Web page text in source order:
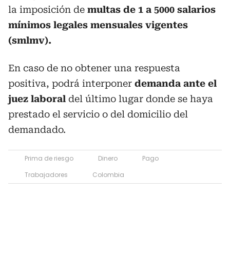
la imposición de multas de 1 a 5000 salarios
mínimos legales mensuales vigentes
(smlmv).
En caso de no obtener una respuesta
positiva, podrá interponer demanda ante el
juez laboral del último lugar donde se haya
prestado el servicio o del domicilio del
demandado.
Prima de riesgo Dinero
Pago
Trabajadores
Colombia